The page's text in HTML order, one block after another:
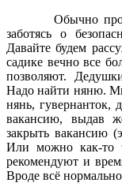
Обычно простые
заботясь о
Давайте будем
садике вечно все
позволяют.
Надо найти няню.
нянь, гувернанток,
вакансию, выдав
закрыть вакансию
Или можно как-то
рекомендуют и
Вроде всё